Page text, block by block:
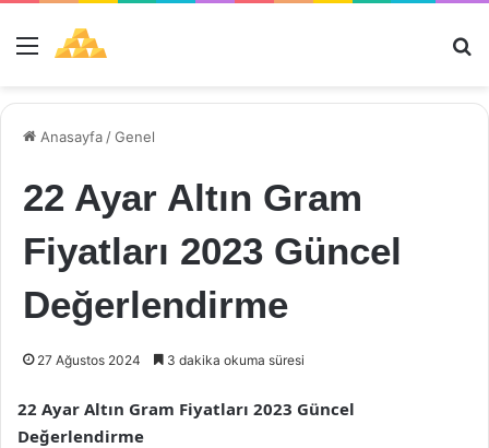
Menü
Anasayfa /Genel
22 Ayar Altın Gram
Fiyatları 2023 Güncel
Değerlendirme
27 Ağustos 2024 3 dakika okuma süresi
22 Ayar Altın Gram Fiyatları 2023 Güncel
Değerlendirme